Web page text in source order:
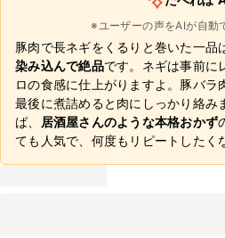
※ユーザーの声をAIが自動
豚肉で長ネギをくるりと巻いた一品
染み込んで絶品です。ネギは事前に
ロの食感に仕上がりますよ。豚バラ
最後に煮詰めると肉にしっかり絡み
ば、
居酒屋さんのような本格おかず
ても人気で、何度もリピートしたく